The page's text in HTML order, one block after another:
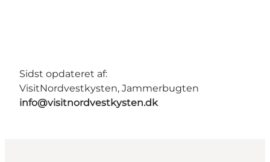
Sidst opdateret af:
VisitNordvestkysten, Jammerbugten
info@visitnordvestkysten.dk